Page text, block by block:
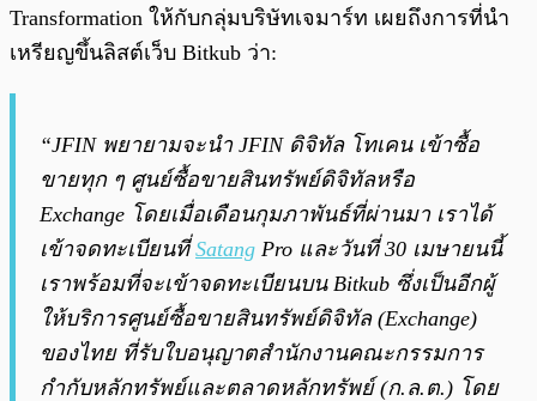
Transformation ให้กับกลุ่มบริษัทเจมาร์ท เผยถึงการที่นำ
เหรียญขึ้นลิสต์เว็บ Bitkub ว่า:
“JFIN พยายามจะนำ JFIN ดิจิทัล โทเคน เข้าซื้อ
ขายทุก ๆ ศูนย์ซื้อขายสินทรัพย์ดิจิทัลหรือ
Exchange โดยเมื่อเดือนกุมภาพันธ์ที่ผ่านมา เราได้
เข้าจดทะเบียนที่Satang Pro และวันที่ 30 เมษายนนี้
เราพร้อมที่จะเข้าจดทะเบียนบน Bitkub ซึ่งเป็นอีกผู้
ให้บริการศูนย์ซื้อขายสินทรัพย์ดิจิทัล (Exchange)
ของไทย ที่รับใบอนุญาตสำนักงานคณะกรรมการ
กำกับหลักทรัพย์และตลาดหลักทรัพย์ (ก.ล.ต.) โดย